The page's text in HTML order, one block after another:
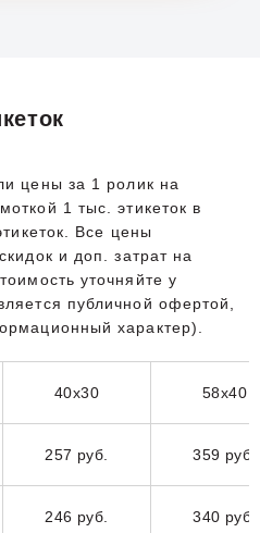
цены за 1 ролик на
1 тыс. этикеток в
Все цены
и доп. затрат на
уточняйте у
публичной офертой,
характер).
40x30 58x40
257 руб. 359 руб.
246 руб. 340 руб.